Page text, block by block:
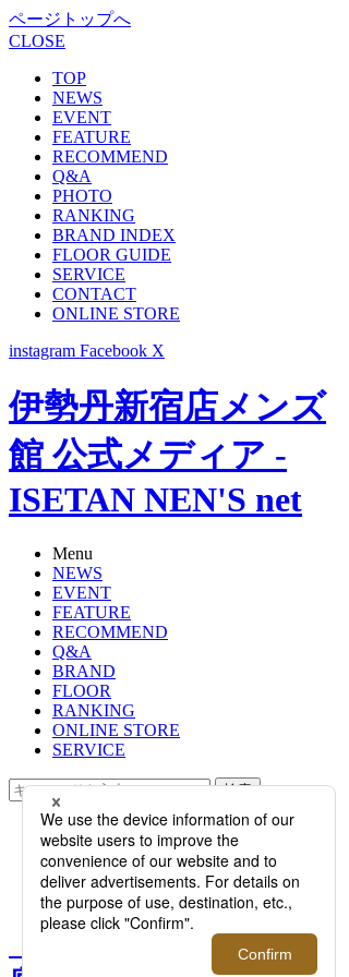
ページトップへ
CLOSE
TOP
NEWS
EVENT
FEATURE
RECOMMEND
Q&A
PHOTO
RANKING
BRAND INDEX
FLOOR GUIDE
SERVICE
CONTACT
ONLINE STORE
instagram Facebook X
伊勢丹新宿店メンズ
館 公式メディア -
ISETAN NEN'S net
Menu
NEWS
EVENT
FEATURE
RECOMMEND
Q&A
BRAND
FLOOR
RANKING
ONLINE STORE
SERVICE
検索
TOP
PHOTO
【完全保存版！ブランド徹底ガイ
ド】vol.3｜ジェイエムウエストン
【完全保存版！ブランド徹